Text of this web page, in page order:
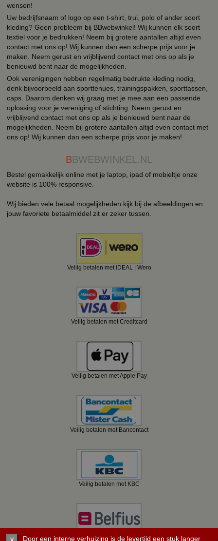
wensen!
Uw bedrijfsnaam of logo op een t-shirt, trui, polo of ander soort
kleding? Geen probleem bij BBwebwinkel! Wij kunnen elk soort
textiel voor je bedrukken! Neem bij grotere aantallen altijd even
contact met ons op! Wij kunnen dan een scherpe prijs voor je
maken. Neem gerust en vrijblijvend contact met ons op als je
benieuwd bent naar de mogelijkheden.
Ook verenigingen hebben regelmatig bedrukte kleding nodig,
denk bijvoorbeeld aan sporttenues, trainingspakken, sporttassen,
caps. Daarom denken wij graag met je mee aan een passende
oplossing voor je vereniging of stichting. Neem gerust en
vrijblijvend contact met ons op als je benieuwd bent naar de
mogelijkheden. Neem bij grotere aantallen altijd even contact met
ons op! Wij kunnen dan een scherpe prijs voor je maken!
BBWEBWINKEL.NL
Bestel gemakkelijk online met je laptop, ipad of mobieltje onze
website is 100% responsive.
Wij bieden vele betaal mogelijkheden kijk bij de afbeeldingen en
jouw favoriete betaalmiddel zit er zeker tussen.
Veilig betalen met iDEAL | Wero
Veilig betalen met Creditcard
Veilig betalen met Apple Pay
Veilig betalen met Bancontact
Veilig betalen met KBC
Veilig betalen met Belfius
Door een interne verhuizing is de levertijd een stuk langer